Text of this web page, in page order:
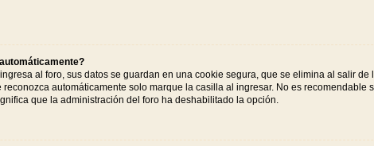
al foro, sus datos se guardan en una cookie segura, que se elimina al salir
automáticamente solo marque la casilla al ingresar. No es
que la administración del foro ha deshabilitado la opción.